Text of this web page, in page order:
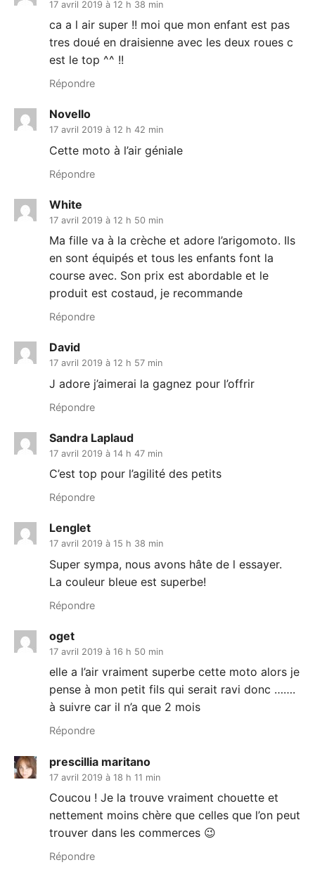
17 avril 2019 à 12 h 38 min
ca a l air super !! moi que mon enfant est pas
tres doué en draisienne avec les deux roues c
est le top ^^ !!
Répondre
Novello
17 avril 2019 à 12 h 42 min
Cette moto à l’air géniale
Répondre
White
17 avril 2019 à 12 h 50 min
Ma fille va à la crèche et adore l’arigomoto. Ils
en sont équipés et tous les enfants font la
course avec. Son prix est abordable et le
produit est costaud, je recommande
Répondre
David
17 avril 2019 à 12 h 57 min
J adore j’aimerai la gagnez pour l’offrir
Répondre
Sandra Laplaud
17 avril 2019 à 14 h 47 min
C’est top pour l’agilité des petits
Répondre
Lenglet
17 avril 2019 à 15 h 38 min
Super sympa, nous avons hâte de l essayer.
La couleur bleue est superbe!
Répondre
oget
17 avril 2019 à 16 h 50 min
elle a l’air vraiment superbe cette moto alors je
pense à mon petit fils qui serait ravi donc …….
à suivre car il n’a que 2 mois
Répondre
prescillia maritano
17 avril 2019 à 18 h 11 min
Coucou ! Je la trouve vraiment chouette et
nettement moins chère que celles que l’on peut
trouver dans les commerces 😉
Répondre